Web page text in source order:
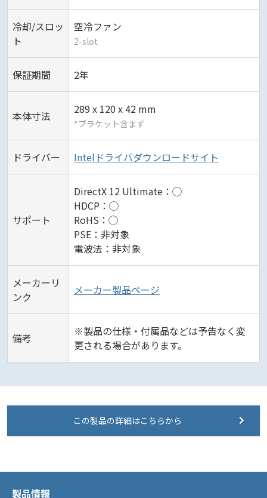
冷却/スロッ
ト
空冷ファン
2-slot
保証期間 2年
本体寸法 289 x 120 x 42 mm
*ブラケット含まず
ドライバー Intelドライバダウンロードサイト
サポート
DirectX 12 Ultimate：◯
HDCP：◯
RoHS：◯
PSE：非対象
電波法：非対象
メーカーリ
ンク
メーカー製品ページ
備考
※製品の仕様・付属品などは予告なく変
更される場合があります。
この製品の詳細はこちらから
製品情報